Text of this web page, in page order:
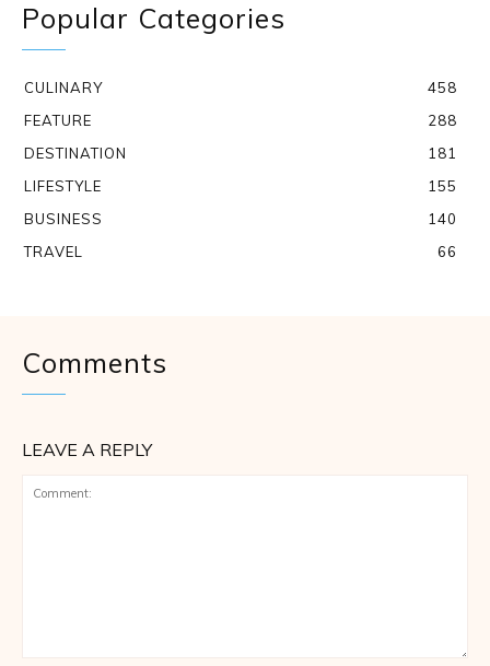
Popular Categories
CULINARY
458
FEATURE
288
DESTINATION
181
LIFESTYLE
155
BUSINESS
140
TRAVEL
66
Comments
LEAVE A REPLY